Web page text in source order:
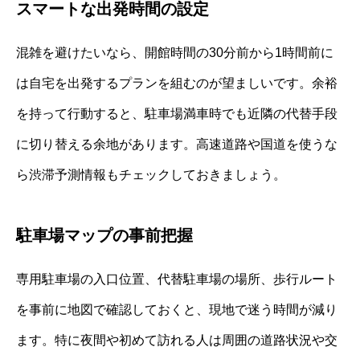
スマートな出発時間の設定
混雑を避けたいなら、開館時間の30分前から1時間前に
は自宅を出発するプランを組むのが望ましいです。余裕
を持って行動すると、駐車場満車時でも近隣の代替手段
に切り替える余地があります。高速道路や国道を使うな
ら渋滞予測情報もチェックしておきましょう。
駐車場マップの事前把握
専用駐車場の入口位置、代替駐車場の場所、歩行ルート
を事前に地図で確認しておくと、現地で迷う時間が減り
ます。特に夜間や初めて訪れる人は周囲の道路状況や交